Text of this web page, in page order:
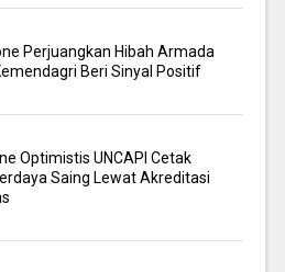
Perjuangkan Hibah Armada
Beri Sinyal Positif
Optimistis UNCAPI Cetak
Saing Lewat Akreditasi